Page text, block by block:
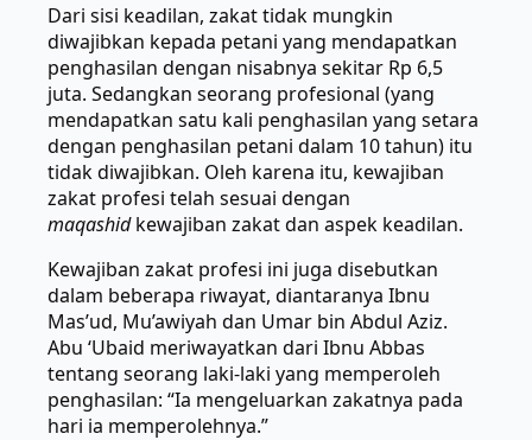
Dari sisi keadilan, zakat tidak mungkin
diwajibkan kepada petani yang mendapatkan
penghasilan dengan nisabnya sekitar Rp 6,5
juta. Sedangkan seorang profesional (yang
mendapatkan satu kali penghasilan yang setara
dengan penghasilan petani dalam 10 tahun) itu
tidak diwajibkan. Oleh karena itu, kewajiban
zakat profesi telah sesuai dengan
maqashidkewajiban zakat dan aspek keadilan.
Kewajiban zakat profesi ini juga disebutkan
dalam beberapa riwayat, diantaranya Ibnu
Mas’ud, Mu’awiyah dan Umar bin Abdul Aziz.
Abu ‘Ubaid meriwayatkan dari Ibnu Abbas
tentang seorang laki-laki yang memperoleh
penghasilan: “Ia mengeluarkan zakatnya pada
hari ia memperolehnya.”